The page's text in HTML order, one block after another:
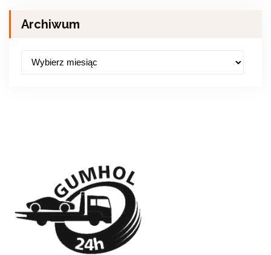
Archiwum